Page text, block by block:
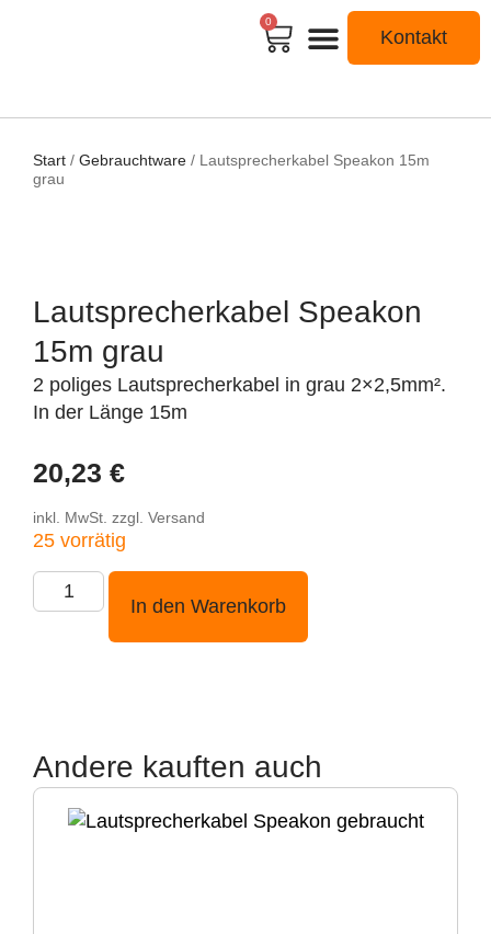
0
Kontakt
Start / Gebrauchtware / Lautsprecherkabel Speakon 15m
grau
Lautsprecherkabel Speakon
15m grau
2 poliges Lautsprecherkabel in grau 2×2,5mm².
In der Länge 15m
20,23 €
inkl. MwSt. zzgl. Versand
25 vorrätig
In den Warenkorb
Andere kauften auch